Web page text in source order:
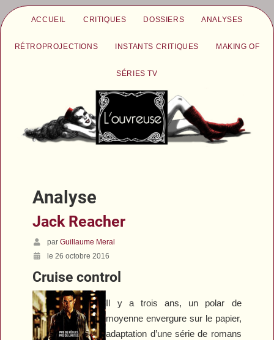
ACCUEIL CRITIQUES DOSSIERS ANALYSES
RÉTROPROJECTIONS INSTANTS CRITIQUES MAKING OF
SÉRIES TV
Analyse
Jack Reacher
parGuillaume Meral
le 26 octobre 2016
Cruise control
Il y a trois ans, un polar de
moyenne envergure sur le papier,
adaptation d’une série de romans